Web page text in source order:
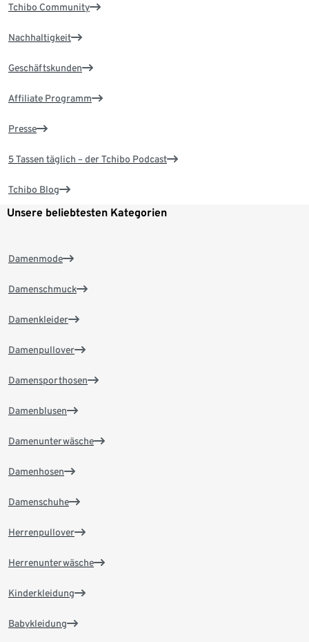
Tchibo Community
Nachhaltigkeit
Geschäftskunden
Affiliate Programm
Presse
5 Tassen täglich – der Tchibo Podcast
Tchibo Blog
Unsere beliebtesten Kategorien
Damenmode
Damenschmuck
Damenkleider
Damenpullover
Damensporthosen
Damenblusen
Damenunterwäsche
Damenhosen
Damenschuhe
Herrenpullover
Herrenunterwäsche
Kinderkleidung
Babykleidung